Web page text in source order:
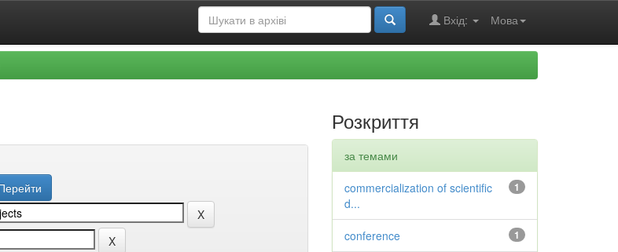
Мова
Вхід:
Розкриття
за темами
1
commercialization of scientific
d...
1
conference